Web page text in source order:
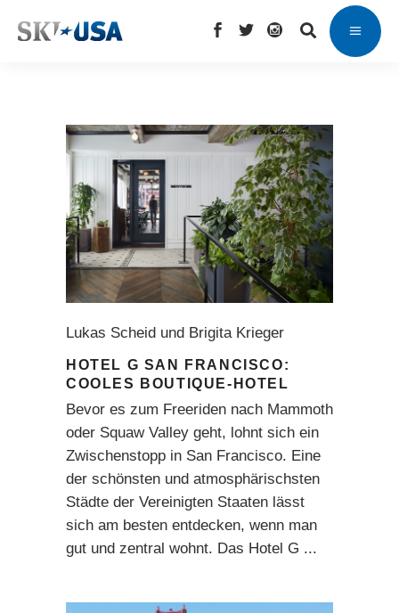
Lukas Scheid und Brigita Krieger
HOTEL G SAN FRANCISCO:
COOLES BOUTIQUE-HOTEL
Bevor es zum Freeriden nach Mammoth
oder Squaw Valley geht, lohnt sich ein
Zwischenstopp in San Francisco. Eine
der schönsten und atmosphärischsten
Städte der Vereinigten Staaten lässt
sich am besten entdecken, wenn man
gut und zentral wohnt. Das Hotel G